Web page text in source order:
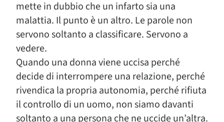
mette in dubbio che un infarto sia una
malattia. Il punto è un altro. Le parole non
servono soltanto a classificare. Servono a
vedere.
Quando una donna viene uccisa perché
decide di interrompere una relazione, perché
rivendica la propria autonomia, perché rifiuta
il controllo di un uomo, non siamo davanti
soltanto a una persona che ne uccide un’altra.